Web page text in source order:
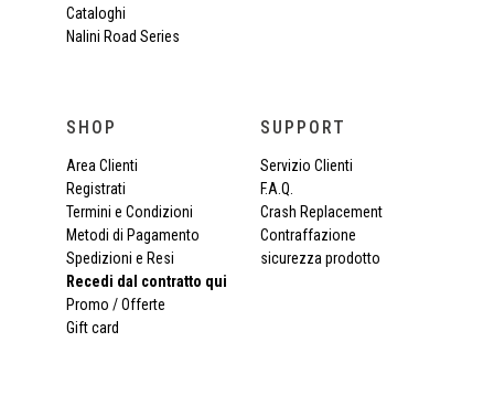
Cataloghi
Nalini Road Series
SHOP
Area Clienti
Registrati
Termini e Condizioni
Metodi di Pagamento
Spedizioni e Resi
Recedi dal contratto qui
Promo / Offerte
Gift card
SUPPORT
Servizio Clienti
F.A.Q.
Crash Replacement
Contraffazione
sicurezza prodotto